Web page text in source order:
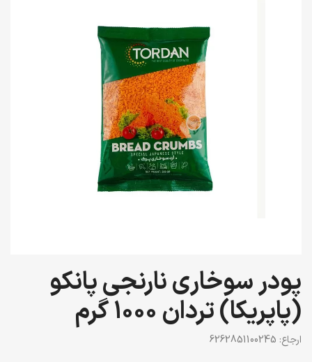
پودر سوخاری نارنجی پانکو
(پاپریکا) تردان 1000 گرم
ارجاع: 6262851100245